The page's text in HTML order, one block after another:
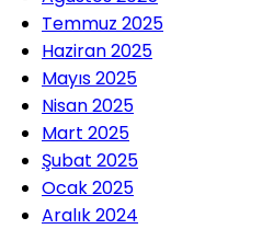
Temmuz 2025
Haziran 2025
Mayıs 2025
Nisan 2025
Mart 2025
Şubat 2025
Ocak 2025
Aralık 2024